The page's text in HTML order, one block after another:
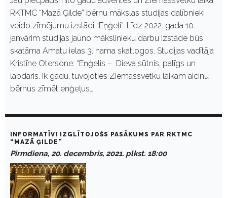
RKTMC “Mazā Ģilde” bērnu mākslas studijas dalībnieki
veido zīmējumu izstādi “Eņģeļi”. Līdz 2022. gada 10.
janvārim studijas jauno mākslinieku darbu izstāde būs
skatāma Amatu ielas 3. nama skatlogos. Studijas vadītāja
Kristīne Otersone: “Eņģelis – Dieva sūtnis, palīgs un
labdaris. Ik gadu, tuvojoties Ziemassvētku laikam aicinu
bērnus zīmēt eņģeļus…
INFORMATĪVI IZGLĪTOJOŠS PASĀKUMS PAR RKTMC
“MAZĀ ĢILDE”
Pirmdiena, 20. decembris, 2021. plkst. 18:00